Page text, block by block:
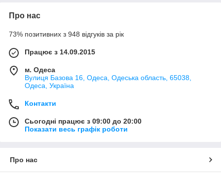
Про нас
73% позитивних з 948 відгуків за рік
Працює з 14.09.2015
м. Одеса
Вулиця Базова 16, Одеса, Одеська область, 65038,
Одеса, Україна
Контакти
Сьогодні працює з 09:00 до 20:00
Показати весь графік роботи
Про нас